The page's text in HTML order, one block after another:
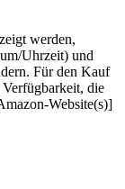
werden,
Uhrzeit) und
Für den Kauf
die
Website(s)]